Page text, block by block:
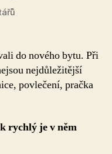
příspěvku
názvem
jsme
doma
do nového bytu. Při
nejdůležitější
povlečení, pračka
rychlý je v něm